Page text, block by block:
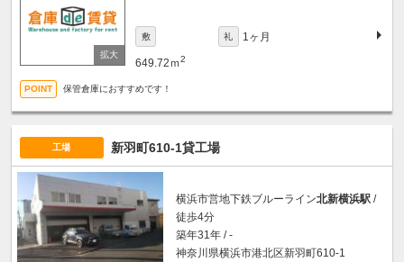
敷 礼 1ヶ月
649.72ｍ2
保管倉庫におすすめです！
工場 新羽町610-1貸工場
横浜市営地下鉄ブルーライン北新横浜駅 /
徒歩4分
築年31年 / -
神奈川県横浜市港北区新羽町610-1